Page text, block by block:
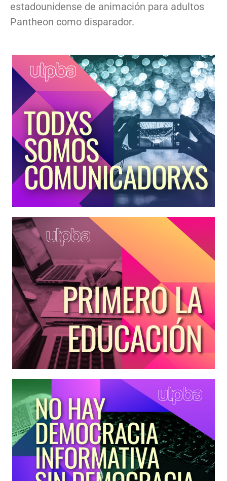
estadounidense de animación para adultos
Pantheon como disparador.